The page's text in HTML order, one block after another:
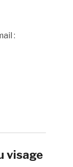
:
visage